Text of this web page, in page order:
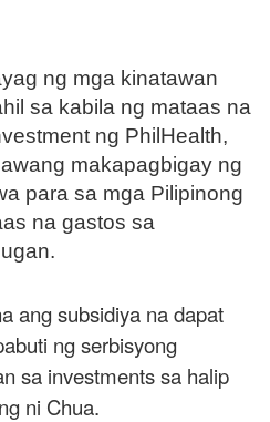
ng mga kinatawan
sa kabila ng mataas na
ng PhilHealth,
makapagbigay ng
para sa mga Pilipinong
na gastos sa
ang subsidiya na dapat
ng serbisyong
sa investments sa halip
ni Chua.